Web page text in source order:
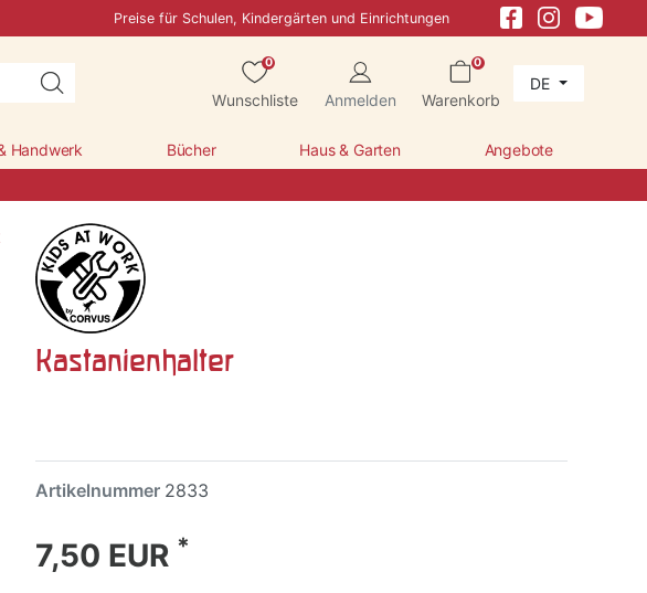
Preise für Schulen, Kindergärten und Einrichtungen
0
Wunschliste Anmelden
0
Warenkorb
DE
Handwerk Bücher Haus & Garten Angebote
Kastanienhalter
Artikelnummer 2833
7,50 EUR *